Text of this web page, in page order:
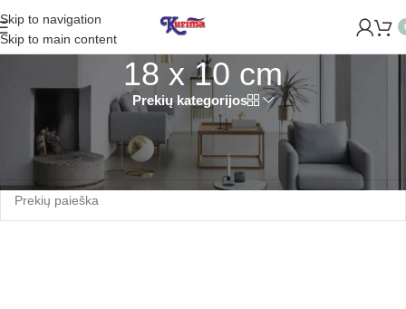
Skip to navigation
Skip to main content
NAUJĄ PARDUOTUVĘ ŽVĖRYNE (SĖLIŲ G. 29
18 x 10 cm
Prekių kategorijos
Produkto Dydis 18 x 10 cm
Produktų nerasta.